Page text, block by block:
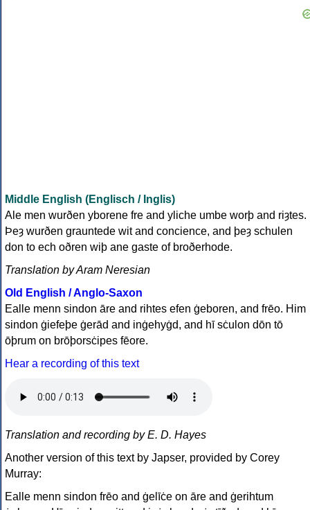
Middle English (Englisch / Inglis)
Ale men wurðen yborene fre and yliche umbe worþ and riȝtes.
Þeȝ wurðen grauntede wit and concience, and þeȝ schulen
don to ech oðren wiþ ane gaste of broðerhode.
Translation by Aram Neresian
Old English / Anglo-Saxon
Ealle menn sindon āre and rihtes efen ġeboren, and frēo. Him
sindon ġiefeþe ġerād and inġehyġd, and hī sċulon dōn tō
ōþrum on brōþorsċipes fēore.
Hear a recording of this text
Translation and recording by E. D. Hayes
Another version of this text by Japser, provided by Corey
Murray:
Ealle menn sindon frēo and ġelīċe on āre and ġerihtum